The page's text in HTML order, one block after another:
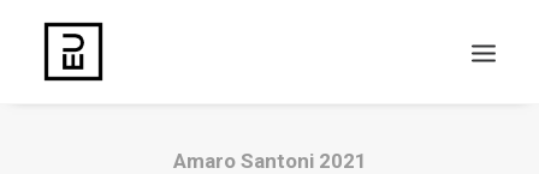
Amaro Santoni 2021